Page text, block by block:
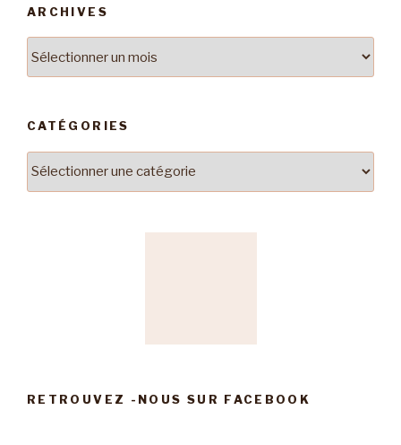
ARCHIVES
CATÉGORIES
Catégories
RETROUVEZ -NOUS SUR FACEBOOK